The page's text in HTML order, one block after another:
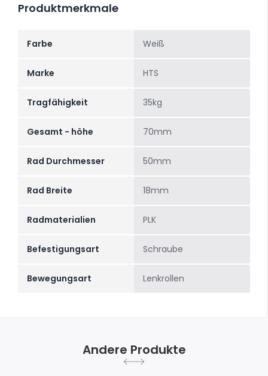
Produktmerkmale
Farbe Weiß
Marke HTS
Tragfähigkeit 35kg
Gesamt - höhe 70mm
Rad Durchmesser 50mm
Rad Breite 18mm
Radmaterialien PLK
Befestigungsart Schraube
Bewegungsart Lenkrollen
Andere Produkte